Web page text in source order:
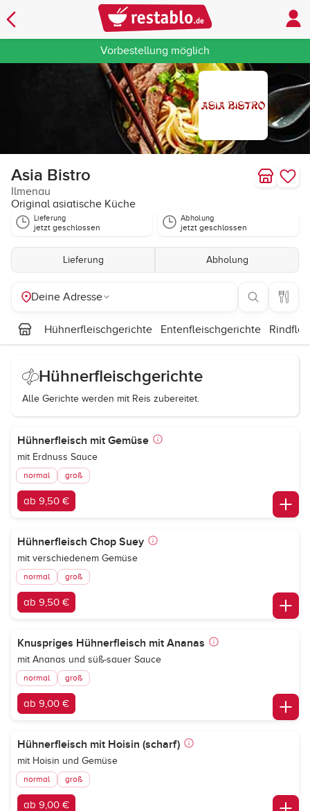
Vorbestellung möglich
Asia Bistro
Ilmenau
Original asiatische Küche
Lieferung
jetzt geschlossen
Abholung
jetzt geschlossen
Lieferung Abholung
Deine Adresse
Hühnerfleischgerichte Entenfleischgerichte
Hühnerfleischgerichte
Alle Gerichte werden mit Reis zubereitet.
Hühnerfleisch mit Gemüse
mit Erdnuss Sauce
normal groß
ab 9,50 €
Hühnerfleisch Chop Suey
mit verschiedenem Gemüse
normal groß
ab 9,50 €
Knuspriges Hühnerfleisch mit Ananas
mit Ananas und süß-sauer Sauce
normal groß
ab 9,00 €
Hühnerfleisch mit Hoisin (scharf)
mit Hoisin und Gemüse
normal groß
ab 9,00 €